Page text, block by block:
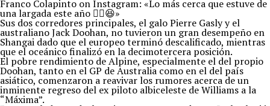
Franco Colapinto on Instagram: «Lo más cerca que estuve de
una largada este año ✌🏼😆»
Sus dos corredores principales, el galo Pierre Gasly y el
australiano Jack Doohan, no tuvieron un gran desempeño en
Shangai dado que el europeo terminó descalificado, mientras
que el oceánico finalizó en la decimotercera posición.
El pobre rendimiento de Alpine, especialmente el del propio
Doohan, tanto en el GP de Australia como en el del país
asiático, comenzaron a reavivar los rumores acerca de un
inminente regreso del ex piloto albiceleste de Williams a la
“Máxima”.